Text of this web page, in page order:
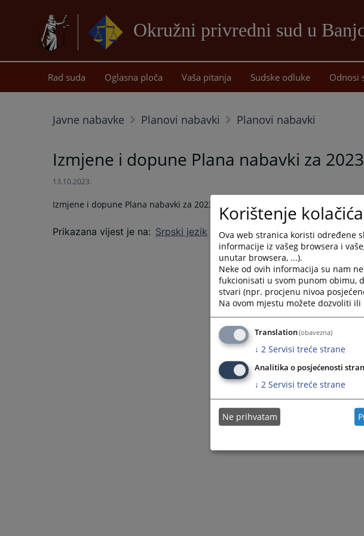
Okružni privredni sud u
Rad suda Oglasna ploča Vaša pitanja Sudske odluke Odnosi
Javne nabavke Planovi nabavki Planovi nabavki
Izmjene i dopune Plana nabavki za
13.10.2023.
Izmjene i dopune Plana nabavki za 2023. godinu
Prikazana vijest je na: Srpski jezik
Korištenje kolačića
Ova web stranica koristi određene
informacije iz vašeg browsera i
unutar browsera, ...).
Neke od ovih informacija su nam
fukcionisati u svom punom obimu,
stvari (npr. procjenu nivoa
Na ovom mjestu možete dozvoliti
Translation(obavezna)
↓ 2 Servisi treće strane
Analitika o posjećenosti
↓ 2 Servisi treće strane
Ne prihvatam